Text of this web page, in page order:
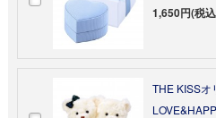
1,650円(税
THE KISSオ